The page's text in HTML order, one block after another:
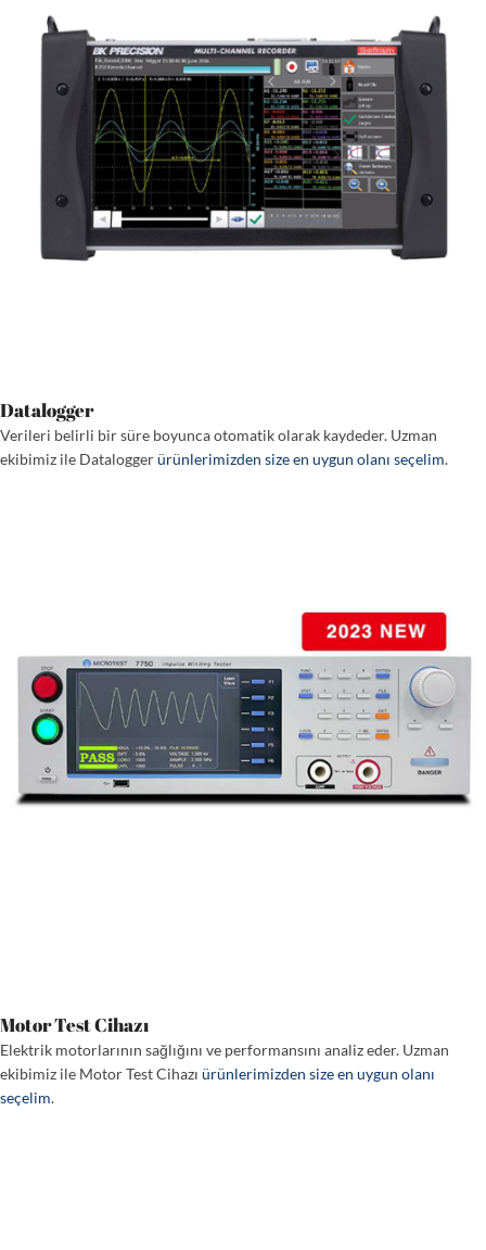
Datalogger
Verileri belirli bir süre boyunca otomatik olarak kaydeder. Uzman
ekibimiz ile Dataloggerürünlerimizden size en uygun olanı seçelim.
Motor Test Cihazı
Elektrik motorlarının sağlığını ve performansını analiz eder. Uzman
ekibimiz ile Motor Test Cihazı ürünlerimizden size en uygun olanı
seçelim.